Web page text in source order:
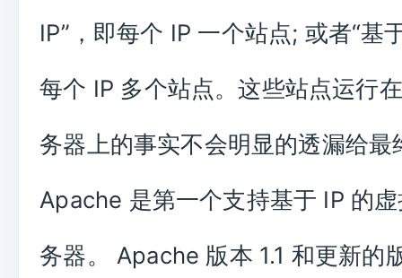
IP”，即每个 IP 一个站点; 或者“基
每个 IP 多个站点。这些站点运行
务器上的事实不会明显的透漏给最
Apache 是第一个支持基于 IP 的
务器。 Apache 版本 1.1 和更新的